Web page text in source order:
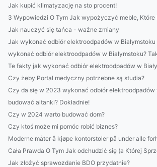
Jak kupić klimatyzację na sto procent!
3 Wypowiedzi O Tym Jak wypożyczyć meble, Które
Jak nauczyć się tańca - ważne zmiany
Jak wykonać odbiór elektroodpadów w
wykonać odbiór elektroodpadów w Białymstoku?
Te fakty jak wykonać odbiór elektroodpadów w
Czy żeby Portal medyczny potrzebne są studia?
Czy da się w 2023 wykonać odbiór elektroodpadów
budować altanki? Dokładnie!
Czy w 2024 warto budować dom?
Czy ktoś może mi pomóc robić biznes?
Moderne måter å kjøpe kontorstoler på under alle
Cała Prawda O Tym Jak odchudzić się (a Której
Jak złożyć sprawozdanie BDO przydatnie?